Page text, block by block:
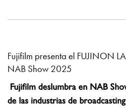
Fujifilm presenta el FUJINON
NAB Show 2025
Fujifilm deslumbra en NAB
de las industrias de